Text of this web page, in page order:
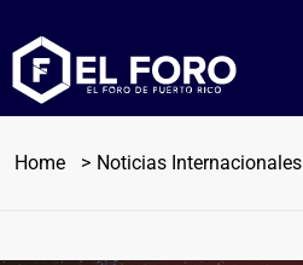
Home Noticias Internacionales